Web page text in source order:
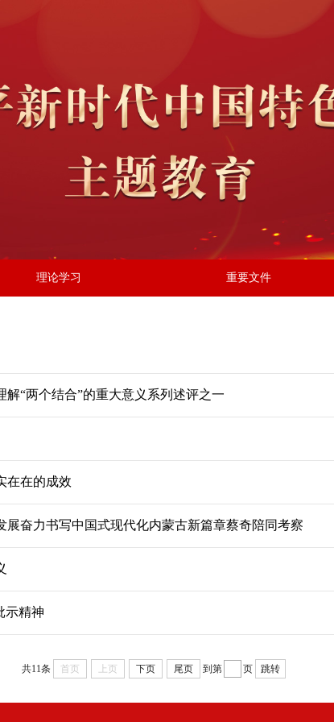
理论学习 重要文件
“两个结合”的重大意义系列述评之一
在在的成效
奋力书写中国式现代化内蒙古新篇章蔡奇陪同考察
示精神
共11条 首页 上页 下页 尾页 到第 页 跳转